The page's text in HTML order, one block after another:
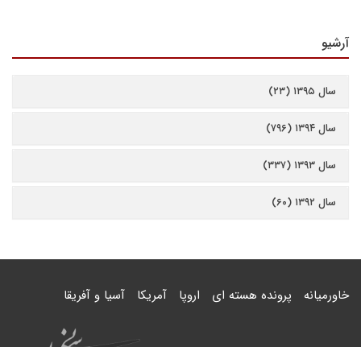
آرشیو
سال ۱۳۹۵ (۲۳)
سال ۱۳۹۴ (۷۹۶)
سال ۱۳۹۳ (۳۳۷)
سال ۱۳۹۲ (۶۰)
خاورمیانه پرونده هسته ای اروپا آمریکا آسیا و آفریقا